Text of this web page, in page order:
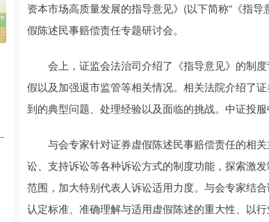
资本市场高质量发展的指导意见》(以下简称“《指
假陈述民事赔偿责任专题研讨会。
会上，证监会法治司介绍了《指导意见》的制度
假以及加强退市监管等相关情况。相关法院介绍了
到的典型问题、处理经验以及面临的挑战。中证投
与会专家针对证券虚假陈述民事赔偿责任的相关
讼、支持诉讼等各种诉讼方式的制度功能，探索激
范围，加大特别代表人诉讼适用力度。与会专家结
认定标准、准确理解与适用虚假陈述的重大性、以